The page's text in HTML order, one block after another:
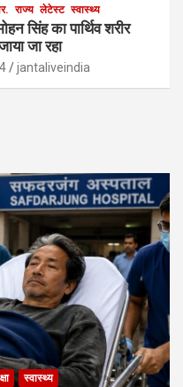
राज्य लेटेस्ट स्वास्थ्य
सिंह का पार्थिव शरीर
जा रहा
jantaliveindia
स्वास्थ्य